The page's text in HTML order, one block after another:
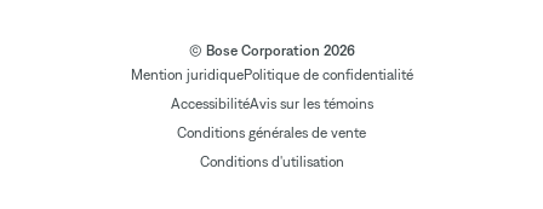
© Bose Corporation 2026
Mention juridiquePolitique de confidentialité
AccessibilitéAvis sur les témoins
Conditions générales de vente
Conditions d'utilisation